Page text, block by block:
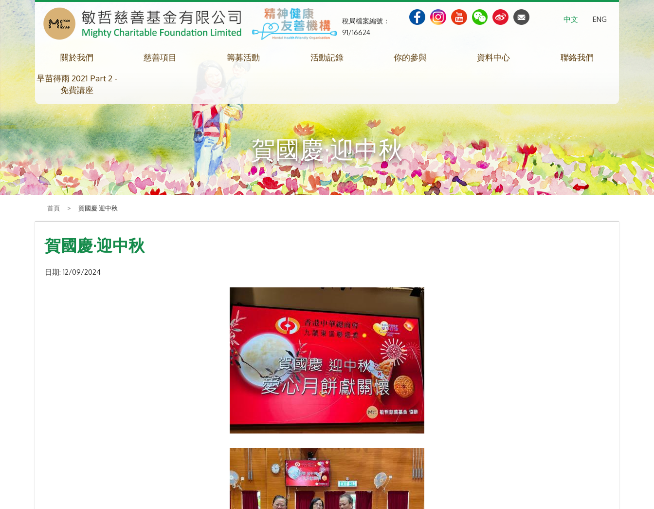
稅局檔案編號：
91/16624
中文 ENG
關於我們 慈善項目 籌募活動 活動記錄 你的參與 資料中心 聯絡我們
旱苗得雨 2021 Part 2 -
免費講座
賀國慶·迎中秋
首頁 > 賀國慶·迎中秋
賀國慶·迎中秋
日期: 12/09/2024